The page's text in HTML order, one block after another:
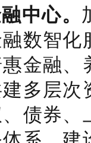
中心。
数智
金融
多层
债券